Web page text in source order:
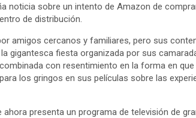
noticia sobre un intento de Amazon de
de distribución.
amigos cercanos y familiares, pero sus
gigantesca fiesta organizada por sus
con resentimiento en la forma en
los gringos en sus películas sobre las
presenta un programa de televisión de